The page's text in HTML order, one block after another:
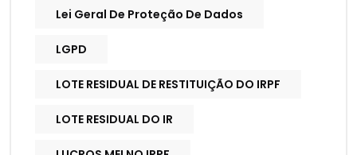
Lei Geral De Proteção De Dados
LGPD
LOTE RESIDUAL DE RESTITUIÇÃO DO IRPF
LOTE RESIDUAL DO IR